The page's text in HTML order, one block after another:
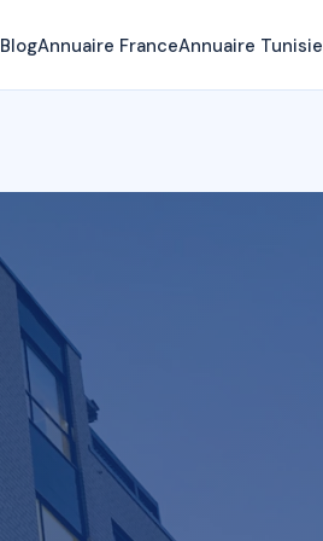
BlogAnnuaire FranceAnnuaire Tunisie